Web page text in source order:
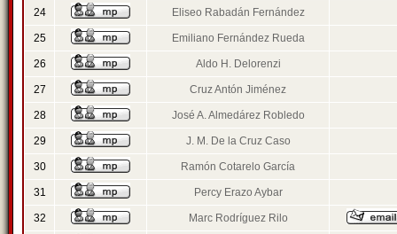
24 Eliseo Rabadán Fernández
25 Emiliano Fernández Rueda
26 Aldo H. Delorenzi
27 Cruz Antón Jiménez
28 José A. Almedárez Robledo
29 J. M. De la Cruz Caso
30 Ramón Cotarelo García
31 Percy Erazo Aybar
32 Marc Rodríguez Rilo